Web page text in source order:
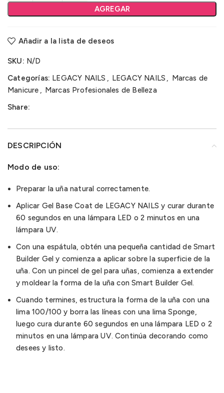
AGREGAR
Añadir a la lista de deseos
SKU: N/D
Categorías: LEGACY NAILS , LEGACY NAILS , Marcas de
Manicure , Marcas Profesionales de Belleza
Share:
DESCRIPCIÓN
Modo de uso:
Preparar la uña natural correctamente.
Aplicar Gel Base Coat de LEGACY NAILS y curar durante
60 segundos en una lámpara LED o 2 minutos en una
lámpara UV.
Con una espátula, obtén una pequeña cantidad de Smart
Builder Gel y comienza a aplicar sobre la superficie de la
uña. Con un pincel de gel para uñas, comienza a extender
y moldear la forma de la uña con Smart Builder Gel.
Cuando termines, estructura la forma de la uña con una
lima 100/100 y borra las líneas con una lima Sponge,
luego cura durante 60 segundos en una lámpara LED o 2
minutos en una lámpara UV. Continúa decorando como
desees y listo.